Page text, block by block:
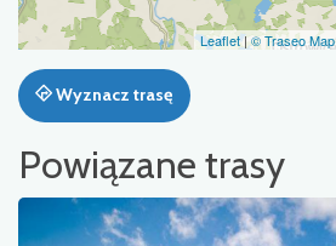
Leaflet|© Traseo Map
Wyznacz trasę
Powiązane trasy